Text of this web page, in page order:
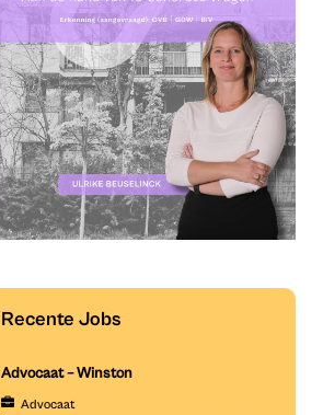
Recente Jobs
Advocaat – Winston
Advocaat